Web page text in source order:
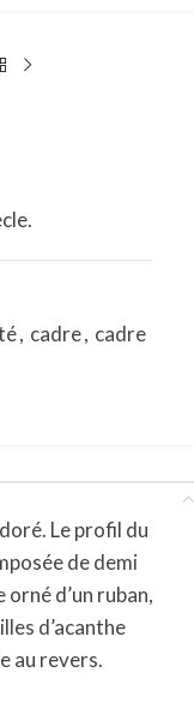
, cadre, cadre
Le profil du
de demi
d’un ruban,
d’acanthe
au revers.